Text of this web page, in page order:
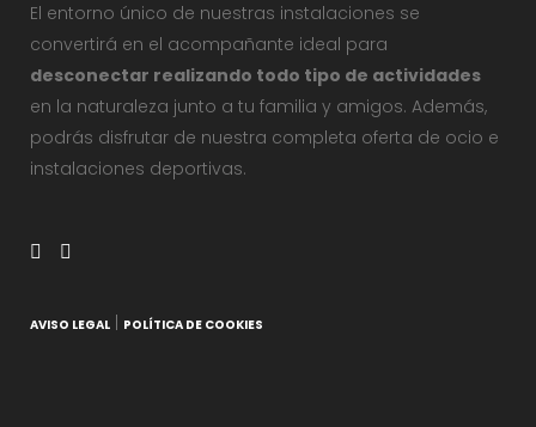
El entorno único de nuestras instalaciones se
convertirá en el acompañante ideal para
desconectar realizando todo tipo de actividades
en la naturaleza junto a tu familia y amigos. Además,
podrás disfrutar de nuestra completa oferta de ocio e
instalaciones deportivas.
AVISO LEGAL POLÍTICA DE COOKIES